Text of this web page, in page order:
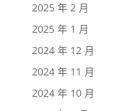
2025 年 2 月
2025 年 1 月
2024 年 12 月
2024 年 11 月
2024 年 10 月